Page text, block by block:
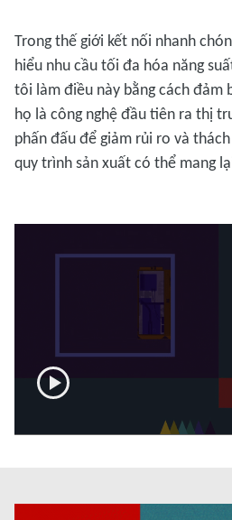
Trong thế giới kết nối nhanh
hiểu nhu cầu tối đa hóa năng
tôi làm điều này bằng cách đảm
họ là công nghệ đầu tiên ra thị
phấn đấu để giảm rủi ro và
quy trình sản xuất có thể mang